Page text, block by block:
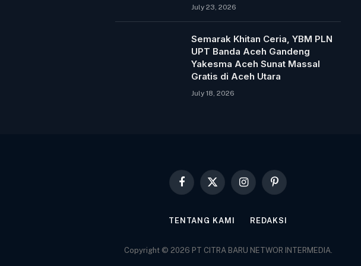
July 23, 2026
Semarak Khitan Ceria, YBM PLN
UPT Banda Aceh Gandeng
Yakesma Aceh Sunat Massal
Gratis di Aceh Utara
July 18, 2026
Facebook
X
InstagramPinterest
TENTANG KAMI REDAKSI
Copyright © 2026 PT CITRA BARU NETWOR INTERMEDIA.